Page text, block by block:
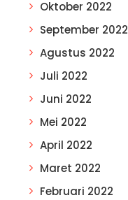
Oktober 2022
September 2022
Agustus 2022
Juli 2022
Juni 2022
Mei 2022
April 2022
Maret 2022
Februari 2022